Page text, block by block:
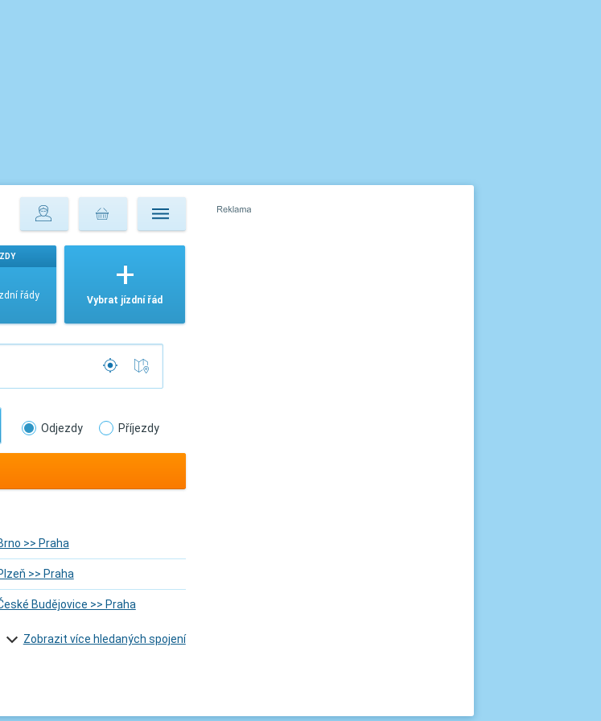
řády Vybrat jízdní řád
Odjezdy Příjezdy
>> Praha
>> Praha
Budějovice >> Praha
Zobrazit více hledaných spojení